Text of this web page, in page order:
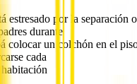
estresado por la separación
durante
colocar un colchón en el
cada